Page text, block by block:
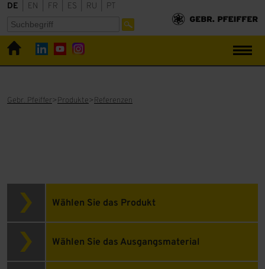
DE EN FR ES RU PT
Gebr. Pfeiffer Produkte Referenzen
Wählen Sie das Produkt
Wählen Sie das Ausgangsmaterial